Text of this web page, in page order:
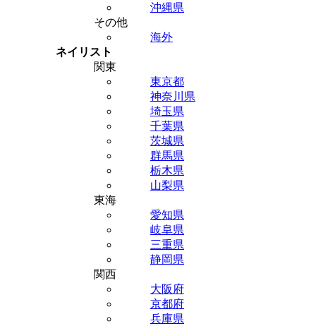
沖縄県
その他
海外
ネイリスト
関東
東京都
神奈川県
埼玉県
千葉県
茨城県
群馬県
栃木県
山梨県
東海
愛知県
岐阜県
三重県
静岡県
関西
大阪府
京都府
兵庫県